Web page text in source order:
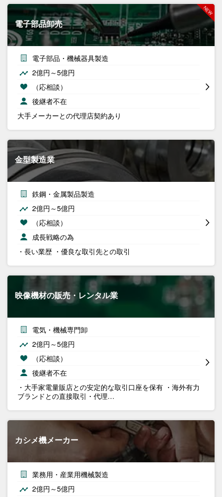
電子部品卸売
電子部品・機械器具製造
2億円～5億円
（応相談）
後継者不在
大手メーカーとの代理店契約あり
金型製造業
鉄鋼・金属製品製造
2億円～5億円
（応相談）
成長戦略の為
・長い業歴 ・優良な取引先との取引
映像機材の販売・レンタル業
電気・機械専門卸
2億円～5億円
（応相談）
後継者不在
・大手家電量販店との安定的な取引口座を保有 ・海外有力
ブランドとの直接取引・代理…
カシメ機メーカー
業務用・産業用機械製造
2億円～5億円